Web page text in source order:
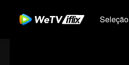
Seleção